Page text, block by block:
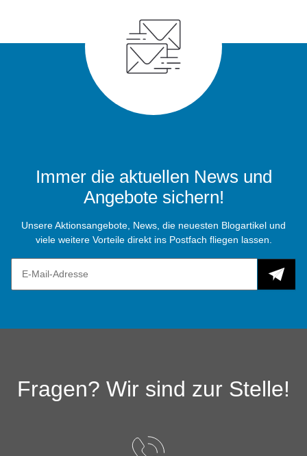
Immer die aktuellen News und
Angebote sichern!
Unsere Aktionsangebote, News, die neuesten Blogartikel und
viele weitere Vorteile direkt ins Postfach fliegen lassen.
Fragen? Wir sind zur Stelle!